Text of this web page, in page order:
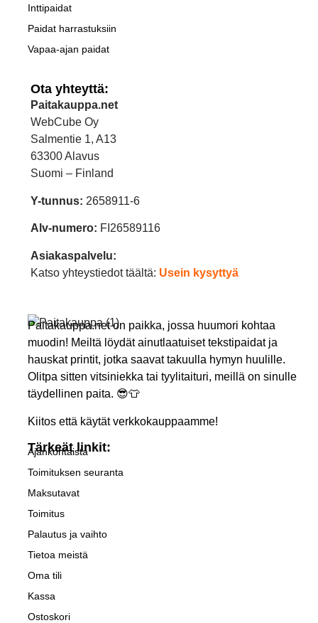
Paitakauppa.net on paikka, jossa huumori kohtaa
muodin! Meiltä löydät ainutlaatuiset tekstipaidat ja
hauskat printit, jotka saavat takuulla hymyn huulille.
Olitpa sitten vitsiniekka tai tyylitaituri, meillä on sinulle
täydellinen paita. 😎👕
Kiitos että käytät verkkokauppaamme!
Tärkeät linkit:
Ajankohtaista
Toimituksen seuranta
Maksutavat
Toimitus
Palautus ja vaihto
Tietoa meistä
Oma tili
Kassa
Ostoskori
Inttipaidat
Paidat harrastuksiin
Vapaa-ajan paidat
Ota yhteyttä:
Paitakauppa.net
WebCube Oy
Salmentie 1, A13
63300 Alavus
Suomi – Finland
Y-tunnus: 2658911-6
Alv-numero: FI26589116
Asiakaspalvelu:
Katso yhteystiedot täältä: Usein kysyttyä